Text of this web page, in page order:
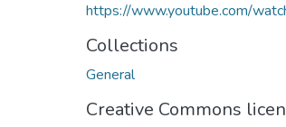
https://www.youtube.com/
Collections
General
Creative Commons